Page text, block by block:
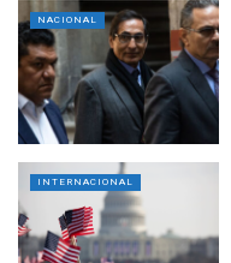
NACIONAL
INTERNACIONAL